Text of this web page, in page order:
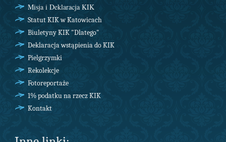
Misja i Deklaracja KIK
Statut KIK w Katowicach
Biuletyny KIK "Dlatego"
Deklaracja wstąpienia do KIK
Pielgrzymki
Rekolekcje
Fotoreportaże
1% podatku na rzecz KIK
Kontakt